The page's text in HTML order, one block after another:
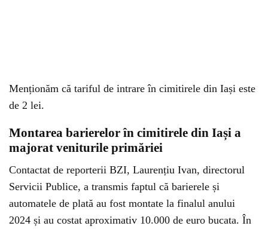
Menționăm că tariful de intrare în cimitirele din Iași este
de 2 lei.
Montarea barierelor în cimitirele din Iași a
majorat veniturile primăriei
Contactat de reporterii BZI, Laurențiu Ivan, directorul
Servicii Publice, a transmis faptul că barierele și
automatele de plată au fost montate la finalul anului
2024 și au costat aproximativ 10.000 de euro bucata. În